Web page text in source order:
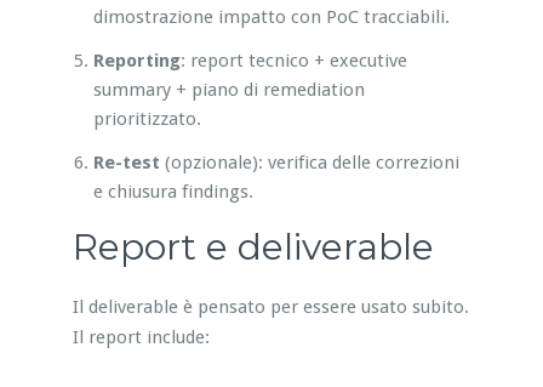
dimostrazione impatto con PoC tracciabili.
Reporting: report tecnico + executive
summary + piano di remediation
prioritizzato.
Re-test (opzionale): verifica delle correzioni
e chiusura findings.
Report e deliverable
Il deliverable è pensato per essere usato subito.
Il report include: